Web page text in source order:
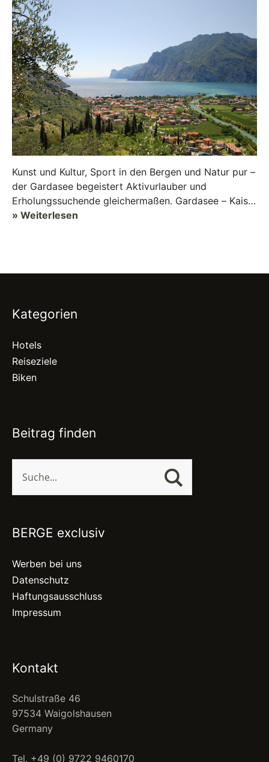
Kunst und Kultur, Sport in den Bergen und Natur pur –
der Gardasee begeistert Aktivurlauber und
Erholungssuchende gleichermaßen. Gardasee – Kaiser
und Prinzen, Philosophen, Künstler und Poete...
» Weiterlesen
Kategorien
Hotels
Reiseziele
Biken
Beitrag finden
BERGE exclusiv
Werben bei uns
Datenschutz
Haftungsausschluss
Impressum
Kontakt
Schulstraße 46
97534 Waigolshausen
Germany
Tel. +49 (0) 9722 9460170